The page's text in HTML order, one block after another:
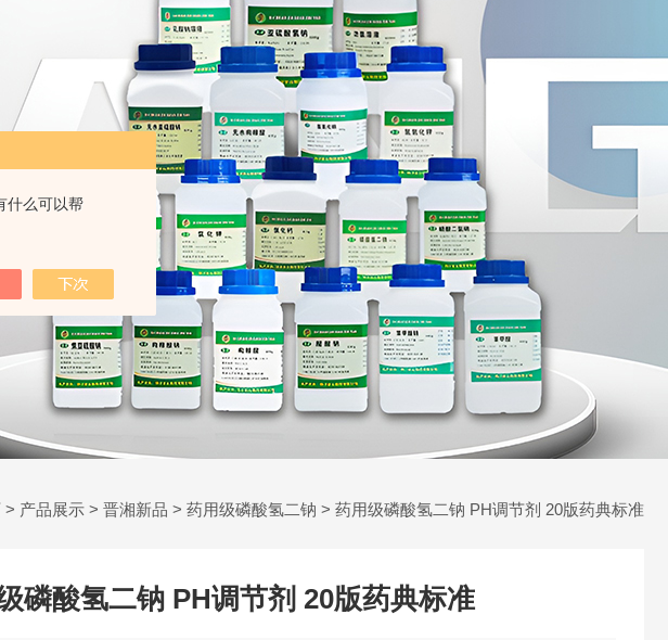
什么可以帮
> 产品展示 > 晋湘新品 > 药用级磷酸氢二钠 > 药用级磷酸氢二钠 PH调节剂 20版药典标准
磷酸氢二钠 PH调节剂 20版药典标准